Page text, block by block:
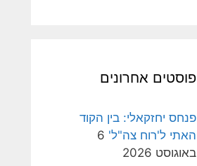
פוסטים אחרונים
פנחס יחזקאלי: בין הקוד
האתי ל'רוח צה"ל' 6
באוגוסט 2026